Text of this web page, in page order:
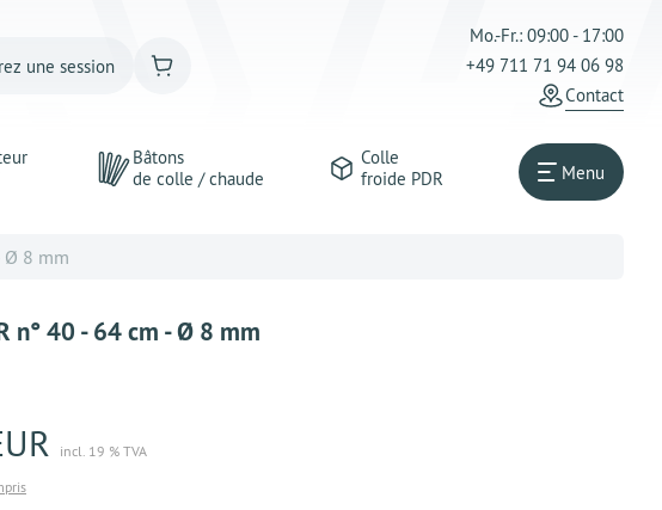
une session
Mo.-Fr.: 09:00 - 17:00
+49 711 71 94 06 98
Сontact
Bâtons
de colle / chaude
Colle
froide PDR
Menu
Ø 8 mm
n° 40 - 64 cm - Ø 8 mm
incl. 19 % TVA